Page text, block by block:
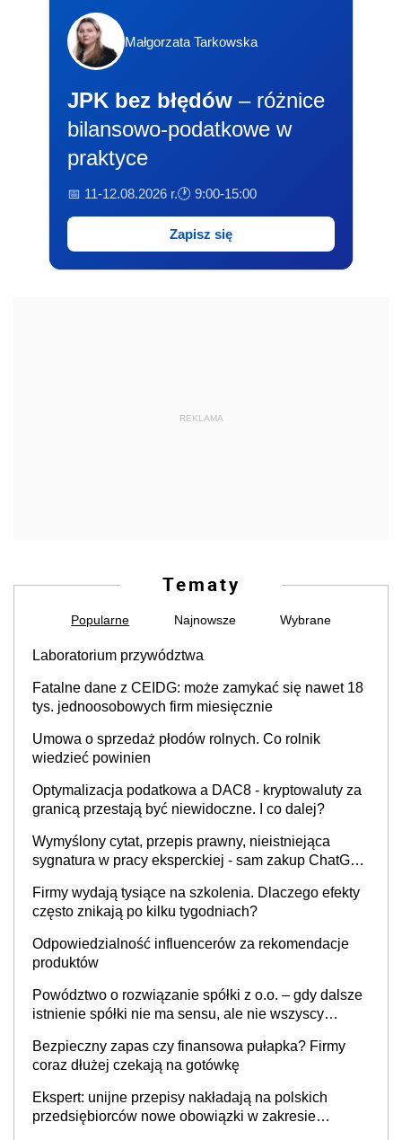
Małgorzata Tarkowska
JPK bez błędów – różnice
bilansowo-podatkowe w
praktyce
📅 11-12.08.2026 r.🕐 9:00-15:00
Zapisz się
REKLAMA
Tematy
Popularne Najnowsze Wybrane
Laboratorium przywództwa
Fatalne dane z CEIDG: może zamykać się nawet 18
tys. jednoosobowych firm miesięcznie
Umowa o sprzedaż płodów rolnych. Co rolnik
wiedzieć powinien
Optymalizacja podatkowa a DAC8 - kryptowaluty za
granicą przestają być niewidoczne. I co dalej?
Wymyślony cytat, przepis prawny, nieistniejąca
sygnatura w pracy eksperckiej - sam zakup ChatGPT
Firmy wydają tysiące na szkolenia. Dlaczego efekty
często znikają po kilku tygodniach?
Odpowiedzialność influencerów za rekomendacje
produktów
Powództwo o rozwiązanie spółki z o.o. – gdy dalsze
istnienie spółki nie ma sensu, ale nie wszyscy
Bezpieczny zapas czy finansowa pułapka? Firmy
coraz dłużej czekają na gotówkę
Ekspert: unijne przepisy nakładają na polskich
przedsiębiorców nowe obowiązki w zakresie